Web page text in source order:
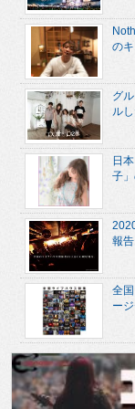
の
グ
ル
日
子
報告
全
ー